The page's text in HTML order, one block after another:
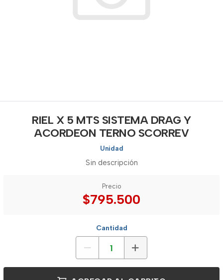
RIEL X 5 MTS SISTEMA DRAG Y
ACORDEON TERNO SCORREV
Unidad
Sin descripción
Precio
$795.500
Cantidad